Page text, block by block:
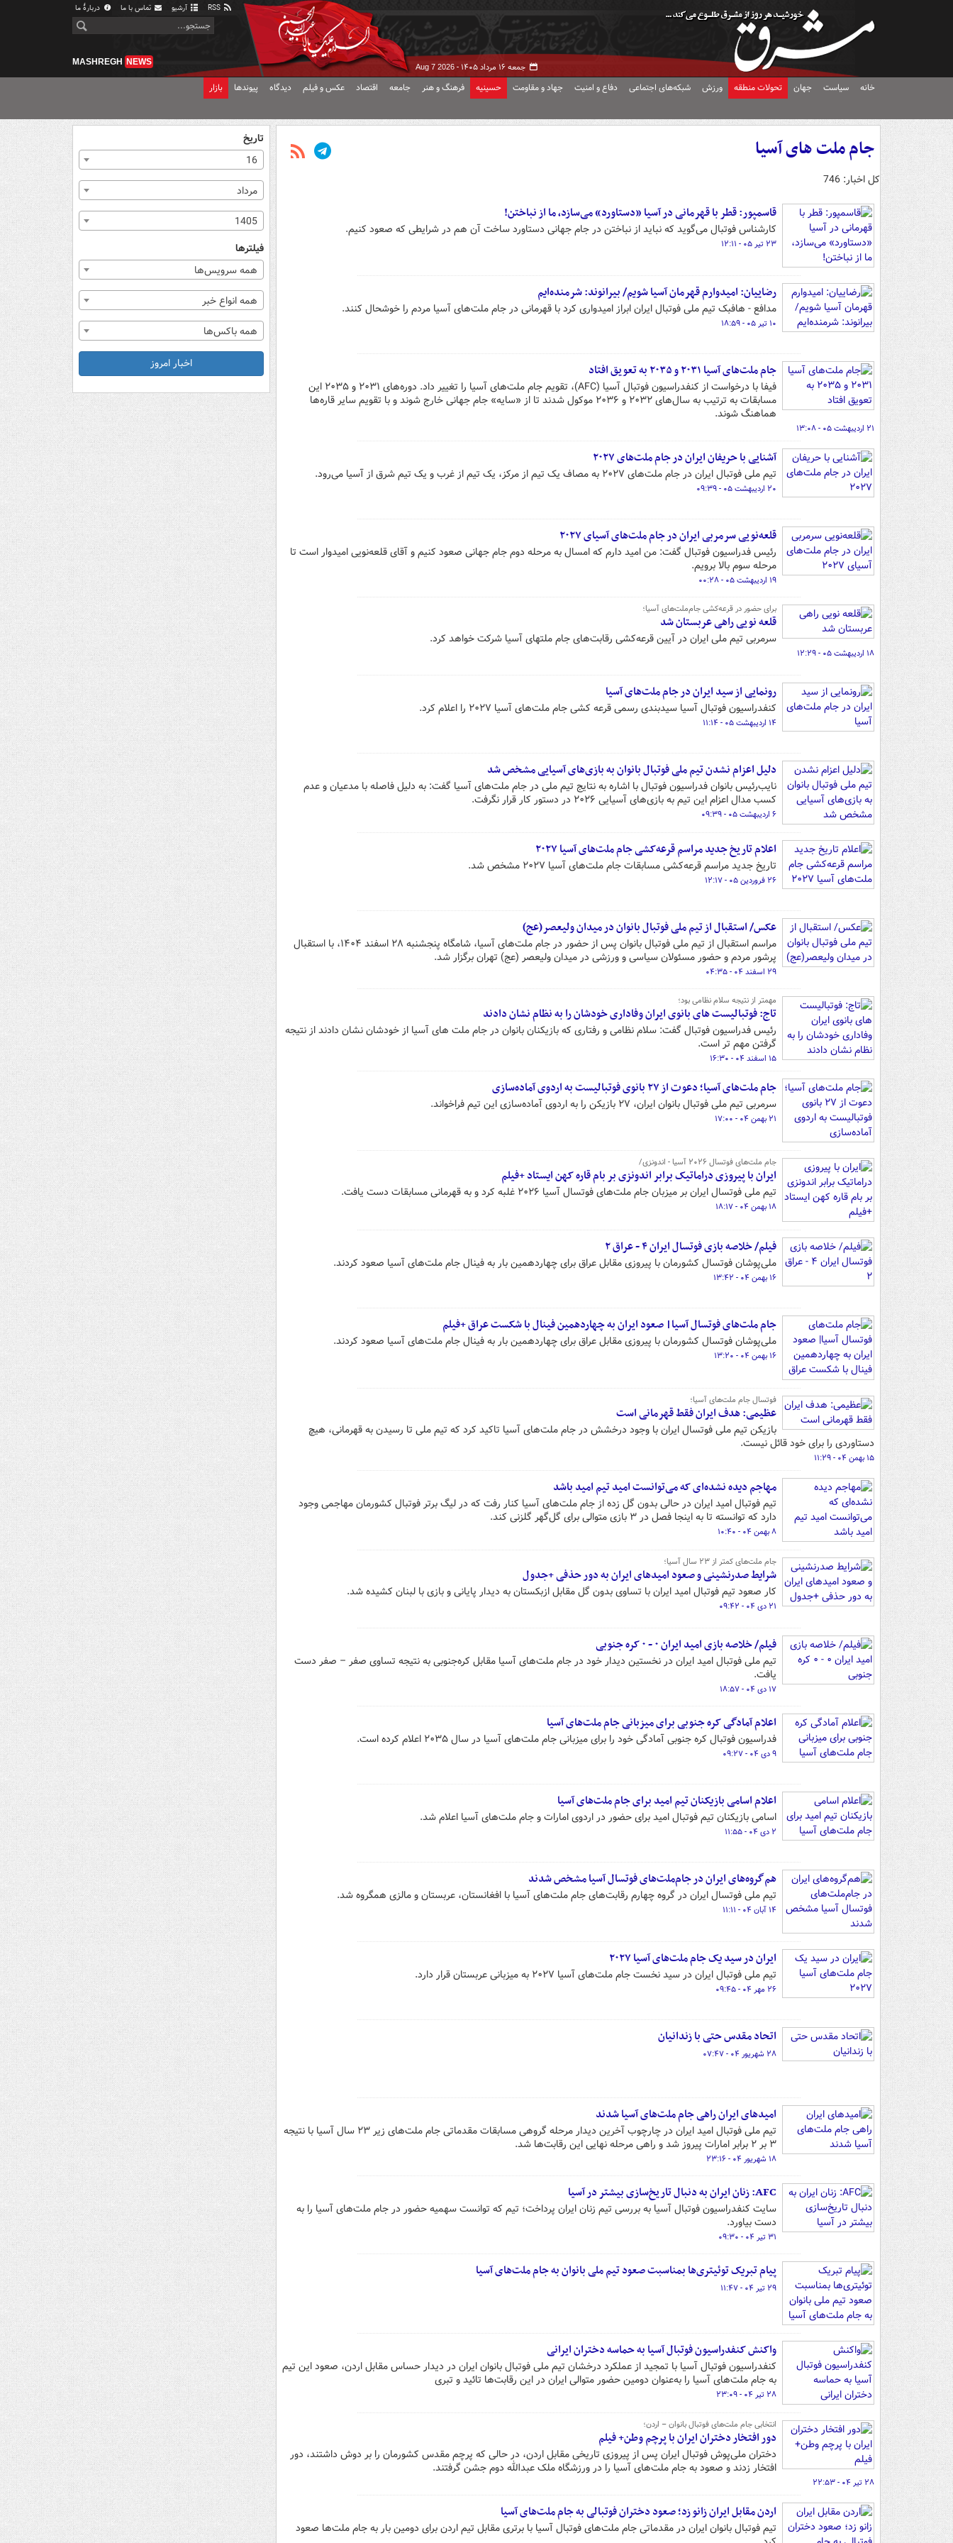
آرشیو تماس با ما دربارهٔ ما
جمعه ۱۶ مرداد ۱۴۰۵ - Aug 7 2026
MASHREGH NEWS
خانه سیاست جهان تحولات منطقه ورزش شبکه‌های اجتماعی دفاع و امنیت جهاد و مقاومت حسینیه فرهنگ و هنر جامعه اقتصاد عکس و فیلم دیدگاه پیوندها بازار
جام ملت های آسیا
کل اخبار: 746
قاسمپور: قطر با قهرمانی در آسیا «دستاورد» می‌سازد، ما از نباختن!
کارشناس فوتبال می‌گوید که نباید از نباختن در جام جهانی دستاورد ساخت آن هم در شرایطی که صعود کنیم.
۲۳ تیر ۰۵ - ۱۲:۱۱
رضاییان: امیدوارم قهرمان آسیا شویم/ بیرانوند: شرمنده‌ایم
مدافع - هافبک تیم ملی فوتبال ایران ابراز امیدواری کرد با قهرمانی در جام ملت‌های آسیا مردم را خوشحال کنند.
۱۰ تیر ۰۵ - ۱۸:۵۹
جام ملت‌های آسیا ۲۰۳۱ و ۲۰۳۵ به تعویق افتاد
فیفا با درخواست از کنفدراسیون فوتبال آسیا (AFC)، تقویم جام ملت‌های آسیا را تغییر داد. دوره‌های ۲۰۳۱ و ۲۰۳۵ این
مسابقات به ترتیب به سال‌های ۲۰۳۲ و ۲۰۳۶ موکول شدند تا از «سایه» جام جهانی خارج شوند و با تقویم سایر قاره‌ها
هماهنگ شوند.
۲۱ اردیبهشت ۰۵ - ۱۳:۰۸
آشنایی با حریفان ایران در جام ملت‌های ۲۰۲۷
تیم ملی فوتبال ایران در جام ملت‌های ۲۰۲۷ به مصاف یک تیم از مرکز، یک تیم از غرب و یک تیم شرق از آسیا می‌رود.
۲۰ اردیبهشت ۰۵ - ۰۹:۳۹
قلعه‌نویی سرمربی ایران در جام ملت‌های آسیای ۲۰۲۷
رئیس فدراسیون فوتبال گفت: من امید دارم که امسال به مرحله دوم جام جهانی صعود کنیم و آقای قلعه‌نویی امیدوار است تا
مرحله سوم بالا برویم.
۱۹ اردیبهشت ۰۵ - ۰۰:۲۸
برای حضور در قرعه‌کشی جام‌ملت‌های آسیا؛
قلعه نویی راهی عربستان شد
سرمربی تیم ملی ایران در آیین قرعه‌کشی رقابت‌های جام ملتهای آسیا شرکت خواهد کرد.
۱۸ اردیبهشت ۰۵ - ۱۲:۲۹
رونمایی از سید ایران در جام ملت‌های آسیا
کنفدراسیون فوتبال آسیا سیدبندی رسمی قرعه کشی جام ملت‌های آسیا ۲۰۲۷ را اعلام کرد.
۱۴ اردیبهشت ۰۵ - ۱۱:۱۴
دلیل اعزام نشدن تیم ملی فوتبال بانوان به بازی‌های آسیایی مشخص شد
نایب‌رئیس بانوان فدراسیون فوتبال با اشاره به نتایج تیم ملی در جام ملت‌های آسیا گفت: به دلیل فاصله با مدعیان و عدم
کسب مدال اعزام این تیم به بازی‌های آسیایی ۲۰۲۶ در دستور کار قرار نگرفت.
۶ اردیبهشت ۰۵ - ۰۹:۳۹
اعلام تاریخ جدید مراسم قرعه‌کشی جام ملت‌های آسیا ۲۰۲۷
تاریخ جدید مراسم قرعه‌کشی مسابقات جام ملت‌های آسیا ۲۰۲۷ مشخص شد.
۲۶ فروردین ۰۵ - ۱۲:۱۷
عکس/ استقبال از تیم ملی فوتبال بانوان در میدان ولیعصر(عج)
مراسم استقبال از تیم ملی فوتبال بانوان پس از حضور در جام ملت‌های آسیا، شامگاه پنجشنبه ۲۸ اسفند ۱۴۰۴، با استقبال
پرشور مردم و حضور مسئولان سیاسی و ورزشی در میدان ولیعصر (عج) تهران برگزار شد.
۲۹ اسفند ۰۴ - ۰۴:۳۵
مهمتر از نتیجه سلام نظامی بود؛
تاج: فوتبالیست های بانوی ایران وفاداری خودشان را به نظام نشان دادند
رئیس فدراسیون فوتبال گفت: سلام نظامی و رفتاری که بازیکنان بانوان در جام ملت های آسیا از خودشان نشان دادند از نتیجه
گرفتن مهم تر است.
۱۵ اسفند ۰۴ - ۱۶:۳۰
جام ملت‌های آسیا؛ دعوت از ۲۷ بانوی فوتبالیست به اردوی آماده‌سازی
سرمربی تیم ملی فوتبال بانوان ایران، ۲۷ بازیکن را به اردوی آماده‌سازی این تیم فراخواند.
۲۱ بهمن ۰۴ - ۱۷:۰۰
جام ملت‌های فوتسال ۲۰۲۶ آسیا - اندونزی/
ایران با پیروزی دراماتیک برابر اندونزی بر بام قاره کهن ایستاد +فیلم
تیم ملی فوتسال ایران بر میزبان جام ملت‌های فوتسال آسیا ۲۰۲۶ غلبه کرد و به قهرمانی مسابقات دست یافت.
۱۸ بهمن ۰۴ - ۱۸:۱۷
فیلم/ خلاصه بازی فوتسال ایران ۴ - عراق ۲
ملی‌پوشان فوتسال کشورمان با پیروزی مقابل عراق برای چهاردهمین بار به فینال جام ملت‌های آسیا صعود کردند.
۱۶ بهمن ۰۴ - ۱۳:۴۲
جام ملت‌های فوتسال آسیا| صعود ایران به چهاردهمین فینال با شکست عراق +فیلم
ملی‌پوشان فوتسال کشورمان با پیروزی مقابل عراق برای چهاردهمین بار به فینال جام ملت‌های آسیا صعود کردند.
۱۶ بهمن ۰۴ - ۱۳:۲۰
فوتسال جام ملت‌های آسیا؛
عظیمی: هدف ایران فقط قهرمانی است
بازیکن تیم ملی‌ فوتسال ایران با وجود درخشش در جام ملت‌های آسیا تاکید کرد که تیم ملی تا رسیدن به قهرمانی، هیچ
دستاوردی را برای خود قائل نیست.
۱۵ بهمن ۰۴ - ۱۱:۲۹
مهاجم دیده نشده‌ای که می‌توانست امید تیم امید باشد
تیم فوتبال امید ایران در حالی بدون گل زده از جام ملت‌های آسیا کنار رفت که در لیگ برتر فوتبال کشورمان مهاجمی وجود
دارد که توانسته تا به اینجا فصل در ۳ بازی متوالی برای گل‌گهر گلزنی کند.
۸ بهمن ۰۴ - ۱۰:۴۰
جام ملت‌های کمتر از ۲۳ سال آسیا؛
شرایط صدرنشینی و صعود امیدهای ایران به دور حذفی +جدول
کار صعود تیم فوتبال امید ایران با تساوی بدون گل مقابل ازبکستان به دیدار پایانی و بازی با لبنان کشیده شد.
۲۱ دی ۰۴ - ۰۹:۴۲
فیلم/ خلاصه بازی امید ایران ۰ - ۰ کره جنوبی
تیم ملی فوتبال امید ایران در نخستین دیدار خود در جام ملت‌های آسیا مقابل کره‌جنوبی به نتیجه تساوی صفر – صفر دست
یافت.
۱۷ دی ۰۴ - ۱۸:۵۷
اعلام آمادگی کره جنوبی برای میزبانی جام ملت‌های آسیا
فدراسیون فوتبال کره جنوبی آمادگی خود را برای میزبانی جام ملت‌های آسیا در سال ۲۰۳۵ اعلام کرده است.
۹ دی ۰۴ - ۰۹:۲۷
اعلام اسامی بازیکنان تیم امید برای جام ملت‌های آسیا
اسامی بازیکنان تیم فوتبال امید برای حضور در اردوی امارات و جام ملت‌های آسیا اعلام شد.
۲ دی ۰۴ - ۱۱:۵۵
هم‌گروه‌های ایران در جام‌ملت‌های فوتسال آسیا مشخص شدند
تیم ملی فوتسال ایران در گروه چهارم رقابت‌های جام ملت‌های آسیا با افغانستان، عربستان و مالزی همگروه شد.
۱۴ آبان ۰۴ - ۱۱:۱۱
ایران در سید یک جام ملت‌های آسیا ۲۰۲۷
تیم ملی فوتبال ایران در سید نخست جام ملت‌های آسیا ۲۰۲۷ به میزبانی عربستان قرار دارد.
۲۶ مهر ۰۴ - ۰۹:۴۵
اتحاد مقدس حتی با زندانیان
۲۸ شهریور ۰۴ - ۰۷:۴۷
امیدهای ایران راهی جام ملت‌های آسیا شدند
تیم ملی فوتبال امید ایران در چارچوب آخرین دیدار مرحله گروهی مسابقات مقدماتی جام ملت‌های زیر ۲۳ سال آسیا با نتیجه
۳ بر ۲ برابر امارات پیروز شد و راهی مرحله نهایی این رقابت‌ها شد.
۱۸ شهریور ۰۴ - ۲۳:۱۶
AFC: زنان ایران به دنبال تاریخ‌سازی بیشتر در آسیا
سایت کنفدراسیون فوتبال آسیا به بررسی تیم زنان ایران پرداخت؛ تیم که توانست سهمیه حضور در جام ملت‌های آسیا را به
دست بیاورد.
۳۱ تیر ۰۴ - ۰۹:۳۰
پیام تبریک توئیتری‌ها بمناسبت صعود تیم ملی بانوان به جام ملت‌های آسیا
۲۹ تیر ۰۴ - ۱۱:۴۷
واکنش کنفدراسیون فوتبال آسیا به حماسه دختران ایرانی
کنفدراسیون فوتبال آسیا با تمجید از عملکرد درخشان تیم ملی فوتبال بانوان ایران در دیدار حساس مقابل اردن، صعود این تیم
به جام ملت‌های آسیا را به‌عنوان دومین حضور متوالی ایران در این رقابت‌ها تائید و تبری
۲۸ تیر ۰۴ - ۲۳:۰۹
انتخابی جام ملت‌های فوتبال بانوان – اردن؛
دور افتخار دختران ایران با پرچم وطن+ فیلم
دختران ملی‌پوش فوتبال ایران پس از پیروزی تاریخی مقابل اردن، در حالی که پرچم مقدس کشورمان را بر دوش داشتند، دور
افتخار زدند و صعود به جام ملت‌های آسیا را در ورزشگاه ملک عبدالله دوم جشن گرفتند.
۲۸ تیر ۰۴ - ۲۲:۵۳
اردن مقابل ایران زانو زد؛ صعود دختران فوتبالی به جام ملت‌های آسیا
تیم فوتبال بانوان ایران در مقدماتی جام ملت‌های فوتبال آسیا با برتری مقابل تیم اردن برای دومین بار به جام ملت‌ها صعود
تاریخ
16
مرداد
1405
فیلترها
همه سرویس‌ها
همه انواع خبر
همه باکس‌ها
اخبار امروز